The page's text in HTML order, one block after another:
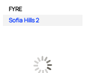
FYRE
Sofia Hills 2